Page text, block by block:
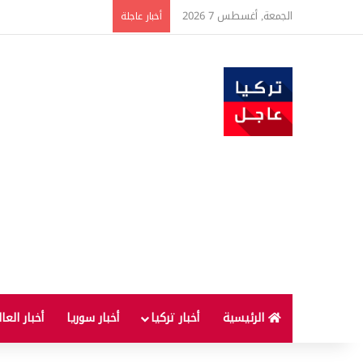
الجمعة, أغسطس 7 2026 أخبار عاجلة
الرئيسية أخبار تركيا أخبار سوريا أخبار